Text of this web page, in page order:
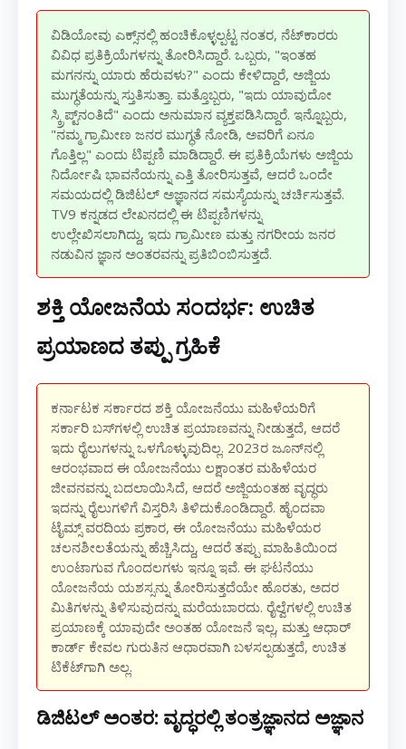
ವಿಡಿಯೋವು ಎಕ್ಸ್‌ನಲ್ಲಿ ಹಂಚಿಕೊಳ್ಳಲ್ಪಟ್ಟ ನಂತರ, ನೆಟ್‌ಕಾರರು
ವಿವಿಧ ಪ್ರತಿಕ್ರಿಯೆಗಳನ್ನು ತೋರಿಸಿದ್ದಾರೆ. ಒಬ್ಬರು, "ಇಂತಹ
ಮಗನನ್ನು ಯಾರು ಹೆರುವಳು?" ಎಂದು ಕೇಳಿದ್ದಾರೆ, ಅಜ್ಜಿಯ
ಮುಗ್ಧತೆಯನ್ನು ಸ್ತುತಿಸುತ್ತಾ. ಮತ್ತೊಬ್ಬರು, "ಇದು ಯಾವುದೋ
ಸ್ಕ್ರಿಪ್ಟ್‌ನಂತಿದೆ" ಎಂದು ಅನುಮಾನ ವ್ಯಕ್ತಪಡಿಸಿದ್ದಾರೆ. ಇನ್ನೊಬ್ಬರು,
"ನಮ್ಮ ಗ್ರಾಮೀಣ ಜನರ ಮುಗ್ಧತೆ ನೋಡಿ, ಅವರಿಗೆ ಏನೂ
ಗೊತ್ತಿಲ್ಲ" ಎಂದು ಟಿಪ್ಪಣಿ ಮಾಡಿದ್ದಾರೆ. ಈ ಪ್ರತಿಕ್ರಿಯೆಗಳು ಅಜ್ಜಿಯ
ನಿರ್ದೋಷಿ ಭಾವನೆಯನ್ನು ಎತ್ತಿ ತೋರಿಸುತ್ತವೆ, ಆದರೆ ಒಂದೇ
ಸಮಯದಲ್ಲಿ ಡಿಜಿಟಲ್ ಅಜ್ಞಾನದ ಸಮಸ್ಯೆಯನ್ನು ಚರ್ಚಿಸುತ್ತವೆ.
TV9 ಕನ್ನಡದ ಲೇಖನದಲ್ಲಿ ಈ ಟಿಪ್ಪಣಿಗಳನ್ನು
ಉಲ್ಲೇಖಿಸಲಾಗಿದ್ದು, ಇದು ಗ್ರಾಮೀಣ ಮತ್ತು ನಗರೀಯ ಜನರ
ನಡುವಿನ ಜ್ಞಾನ ಅಂತರವನ್ನು ಪ್ರತಿಬಿಂಬಿಸುತ್ತದೆ.
ಶಕ್ತಿ ಯೋಜನೆಯ ಸಂದರ್ಭ: ಉಚಿತ
ಪ್ರಯಾಣದ ತಪ್ಪು ಗ್ರಹಿಕೆ
ಕರ್ನಾಟಕ ಸರ್ಕಾರದ ಶಕ್ತಿ ಯೋಜನೆಯು ಮಹಿಳೆಯರಿಗೆ
ಸರ್ಕಾರಿ ಬಸ್‌ಗಳಲ್ಲಿ ಉಚಿತ ಪ್ರಯಾಣವನ್ನು ನೀಡುತ್ತದೆ, ಆದರೆ
ಇದು ರೈಲುಗಳನ್ನು ಒಳಗೊಳ್ಳುವುದಿಲ್ಲ. 2023ರ ಜೂನ್‌ನಲ್ಲಿ
ಆರಂಭವಾದ ಈ ಯೋಜನೆಯು ಲಕ್ಷಾಂತರ ಮಹಿಳೆಯರ
ಜೀವನವನ್ನು ಬದಲಾಯಿಸಿದೆ, ಆದರೆ ಅಜ್ಜಿಯಂತಹ ವೃದ್ಧರು
ಇದನ್ನು ರೈಲುಗಳಿಗೆ ವಿಸ್ತರಿಸಿ ತಿಳಿದುಕೊಂಡಿದ್ದಾರೆ. ಹೈಂದವಾ
ಟೈಮ್ಸ್ ವರದಿಯ ಪ್ರಕಾರ, ಈ ಯೋಜನೆಯು ಮಹಿಳೆಯರ
ಚಲನಶೀಲತೆಯನ್ನು ಹೆಚ್ಚಿಸಿದ್ದು, ಆದರೆ ತಪ್ಪು ಮಾಹಿತಿಯಿಂದ
ಉಂಟಾಗುವ ಗೊಂದಲಗಳು ಇನ್ನೂ ಇವೆ. ಈ ಘಟನೆಯು
ಯೋಜನೆಯ ಯಶಸ್ಸನ್ನು ತೋರಿಸುತ್ತದೆಯೇ ಹೊರತು, ಅದರ
ಮಿತಿಗಳನ್ನು ತಿಳಿಸುವುದನ್ನು ಮರೆಯಬಾರದು. ರೈಲ್ವೆಗಳಲ್ಲಿ ಉಚಿತ
ಪ್ರಯಾಣಕ್ಕೆ ಯಾವುದೇ ಅಂತಹ ಯೋಜನೆ ಇಲ್ಲ, ಮತ್ತು ಆಧಾರ್
ಕಾರ್ಡ್ ಕೇವಲ ಗುರುತಿನ ಆಧಾರವಾಗಿ ಬಳಸಲ್ಪಡುತ್ತದೆ, ಉಚಿತ
ಟಿಕೆಟ್‌ಗಾಗಿ ಅಲ್ಲ.
ಡಿಜಿಟಲ್ ಅಂತರ: ವೃದ್ಧರಲ್ಲಿ ತಂತ್ರಜ್ಞಾನದ ಅಜ್ಞಾನ